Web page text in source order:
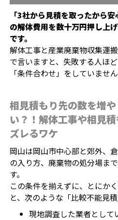
「3社から見積を取ったから
の解体費用を数十万円押し上
です。
解体工事と産業廃棄物収集運
で言いますと、失敗する人ほ
「条件合わせ」をしていません
相見積もり先の数を増
い？！解体工事や相見
ズレるワケ
岡山は岡山市中心部と郊外、
の入り方、廃棄物の処分場ま
す。
この条件を揃えずに、とにか
と、次のような「比較不能見
現地調査した業者として